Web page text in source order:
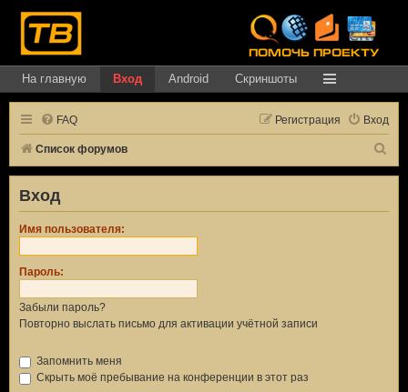
На главную Вход Android Скриншоты
FAQ Вход
Регистрация
Список форумов
Вход
Имя пользователя:
Пароль:
Забыли пароль?
Повторно выслать письмо для активации учётной записи
Запомнить меня
Скрыть моё пребывание на конференции в этот раз